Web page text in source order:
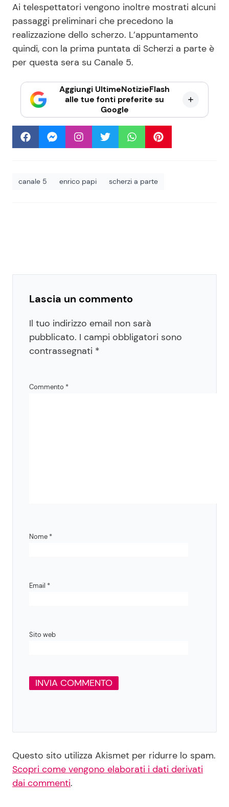
Ai telespettatori vengono inoltre mostrati alcuni
passaggi preliminari che precedono la
realizzazione dello scherzo. L’appuntamento
quindi, con la prima puntata di Scherzi a parte è
per questa sera su Canale 5.
Aggiungi UltimeNotizieFlash
alle tue fonti preferite su
Google
canale 5 enrico papi scherzi a parte
Lascia un commento
Il tuo indirizzo email non sarà
pubblicato. I campi obbligatori sono
contrassegnati *
Commento *
Nome *
Email *
Sito web
Questo sito utilizza Akismet per ridurre lo spam.
Scopri come vengono elaborati i dati derivati
dai commenti.